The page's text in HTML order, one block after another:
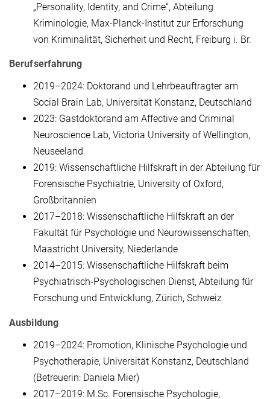
„Personality, Identity, and Crime“, Abteilung
Kriminologie, Max-Planck-Institut zur Erforschung
von Kriminalität, Sicherheit und Recht, Freiburg i. Br.
Berufserfahrung
2019–2024: Doktorand und Lehrbeauftragter am
Social Brain Lab, Universität Konstanz, Deutschland
2023: Gastdoktorand am Affective and Criminal
Neuroscience Lab, Victoria University of Wellington,
Neuseeland
2019: Wissenschaftliche Hilfskraft in der Abteilung für
Forensische Psychiatrie, University of Oxford,
Großbritannien
2017–2018: Wissenschaftliche Hilfskraft an der
Fakultät für Psychologie und Neurowissenschaften,
Maastricht University, Niederlande
2014–2015: Wissenschaftliche Hilfskraft beim
Psychiatrisch-Psychologischen Dienst, Abteilung für
Forschung und Entwicklung, Zürich, Schweiz
Ausbildung
2019–2024: Promotion, Klinische Psychologie und
Psychotherapie, Universität Konstanz, Deutschland
(Betreuerin: Daniela Mier)
2017–2019: M.Sc. Forensische Psychologie,